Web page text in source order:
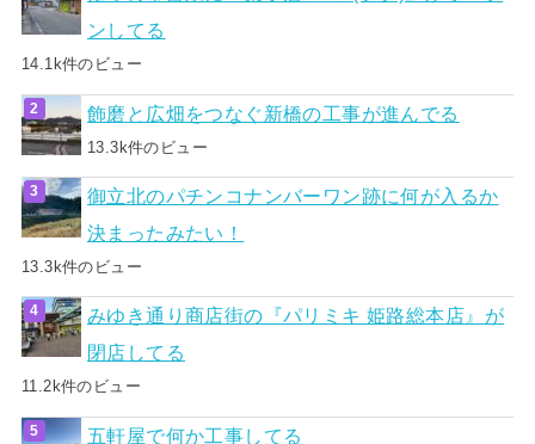
ンしてる
14.1k件のビュー
飾磨と広畑をつなぐ新橋の工事が進んでる
13.3k件のビュー
御立北のパチンコナンバーワン跡に何が入るか
決まったみたい！
13.3k件のビュー
みゆき通り商店街の『パリミキ 姫路総本店』が
閉店してる
11.2k件のビュー
五軒屋で何か工事してる